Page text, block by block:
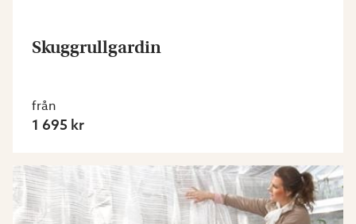
Skuggrullgardin
från
1 695 kr